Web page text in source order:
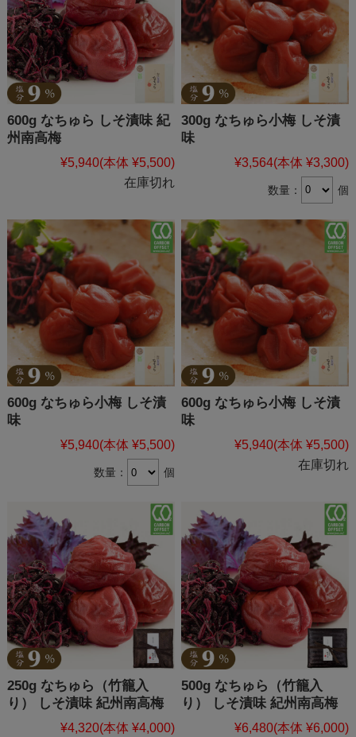
600g なちゅら しそ漬味 紀
州南高梅
¥5,940(本体 ¥5,500)
在庫切れ
300g なちゅら小梅 しそ漬
味
¥3,564(本体 ¥3,300)
数量： 個
600g なちゅら小梅 しそ漬
味
¥5,940(本体 ¥5,500)
数量： 個
600g なちゅら小梅 しそ漬
味
¥5,940(本体 ¥5,500)
在庫切れ
250g なちゅら（竹籠入
り） しそ漬味 紀州南高梅
¥4,320(本体 ¥4,000)
500g なちゅら（竹籠入
り） しそ漬味 紀州南高梅
¥6,480(本体 ¥6,000)